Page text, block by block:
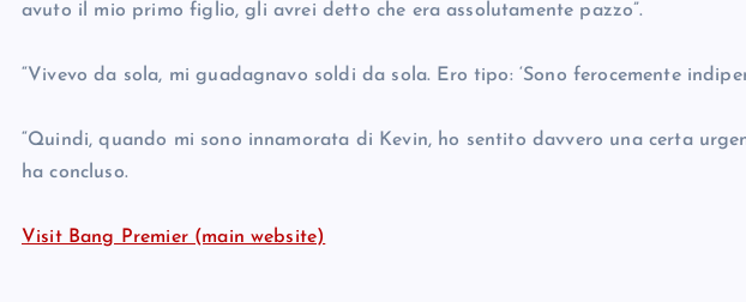
avuto il mio primo figlio, gli avrei detto che era assolutamente pazzo”.
“Vivevo da sola, mi guadagnavo soldi da sola. Ero tipo: ‘Sono ferocemente
“Quindi, quando mi sono innamorata di Kevin, ho sentito davvero una certa
ha concluso.
Visit Bang Premier (main website)